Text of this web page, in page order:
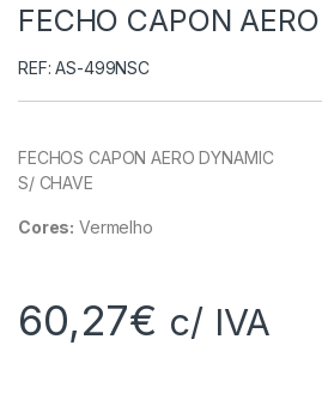
FECHO CAPON
REF: AS-499NSC
FECHOS CAPON AERO DYNAMIC
S/ CHAVE
Cores: Vermelho
60,27€ c/ IVA